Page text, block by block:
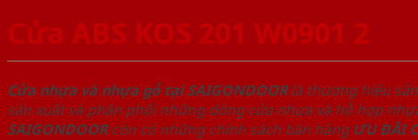
Cửa ABS KOS 201 W0901 2
Cửa nhựa và nhựa gỗ tại SAIGONDOORlà thương hiệu
sản xuất và phân phối những dòng cửa nhựa và hỗ hợp
SAIGONDOORcòn có những chính sách bán hàng ƯU ĐÃI